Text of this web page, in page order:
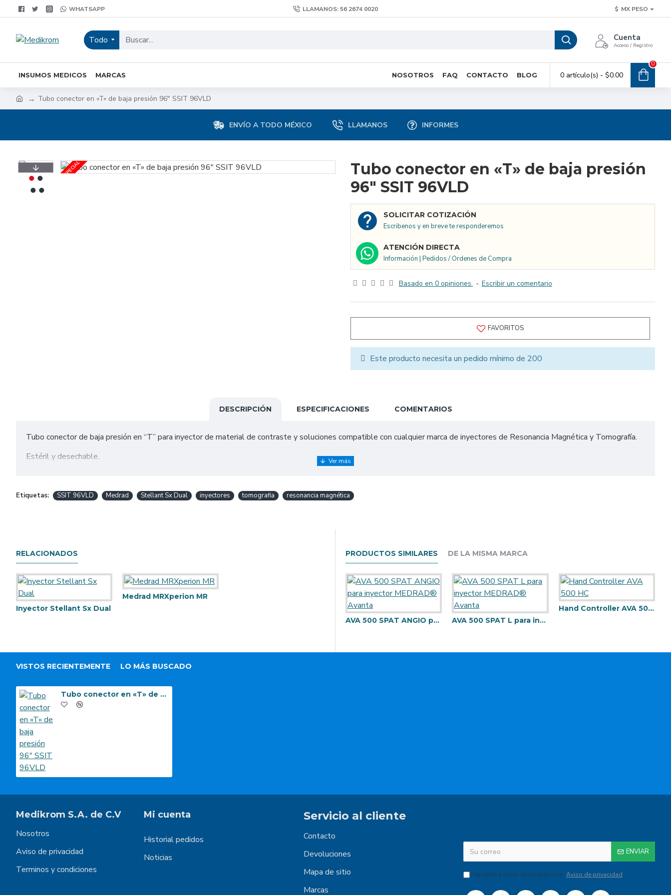
WHATSAPP LLAMANOS: 56 2674 0020 $ MX PESO
Todo Cuenta
Acceso / Registro
INSUMOS MEDICOS MARCAS NOSOTROS FAQ CONTACTO BLOG 0 artículo(s) - $0.00
0
Tubo conector en «T» de baja presión 96″ SSIT 96VLD
ENVÍO A TODO MÉXICO LLAMANOS INFORMES
ESPECIAL
Tubo conector en «T» de baja presión
96″ SSIT 96VLD
SOLICITAR COTIZACIÓN
Escribenos y en breve te responderemos
ATENCIÓN DIRECTA
Información | Pedidos / Ordenes de Compra
Basado en 0 opiniones. - Escribir un comentario
FAVORITOS
Este producto necesita un pedido mínimo de 200
DESCRIPCIÓN ESPECIFICACIONES COMENTARIOS
Tubo conector de baja presión en “T” para inyector de material de contraste y soluciones compatible con cualquier marca de inyectores de Resonancia Magnética y Tomografía.
Estéril y desechable.
Folleto Informativo / Técnico
Etiquetas: SSIT 96VLD Medrad Stellant Sx Dual inyectores tomografia resonancia magnética
RELACIONADOS
Inyector Stellant Sx Dual
Medrad MRXperion MR
PRODUCTOS SIMILARES DE LA MISMA MARCA
AVA 500 SPAT ANGIO para inyector MEDRAD® Avanta AVA 500 SPAT L para inyector MEDRAD® Avanta
Hand Controller AVA 500 HC
VISTOS RECIENTEMENTE LO MÁS BUSCADO
Tubo conector en «T» de baja presión 96″ SSIT 96VLD
Medikrom S.A. de C.V
Nosotros
Aviso de privacidad
Terminos y condiciones
Mi cuenta
Historial pedidos
Noticias
Servicio al cliente
Contacto
Devoluciones
Mapa de sitio
Marcas
ENVIAR
He leído y estoy de acuerdo con Aviso de privacidad